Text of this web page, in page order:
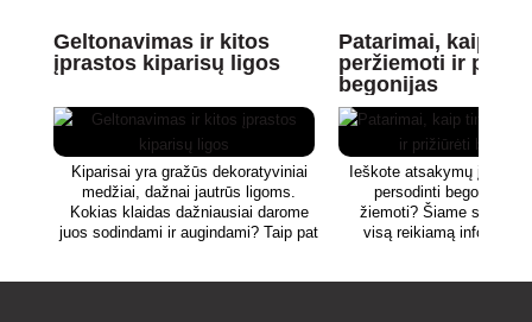
Geltonavimas ir kitos
įprastos kiparisų ligos
Kiparisai yra gražūs dekoratyviniai
medžiai, dažnai jautrūs ligoms.
Kokias klaidas dažniausiai darome
juos sodindami ir augindami? Taip pat
Patarimai, kaip
peržiemoti ir
begonijas
Ieškote atsakymų į
persodinti begonijas,
žiemoti? Šiame
visą reikiamą